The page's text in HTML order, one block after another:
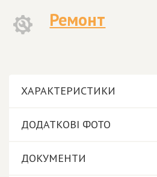
Ремонт
ХАРАКТЕРИСТИКИ
ДОДАТКОВІ ФОТО
ДОКУМЕНТИ